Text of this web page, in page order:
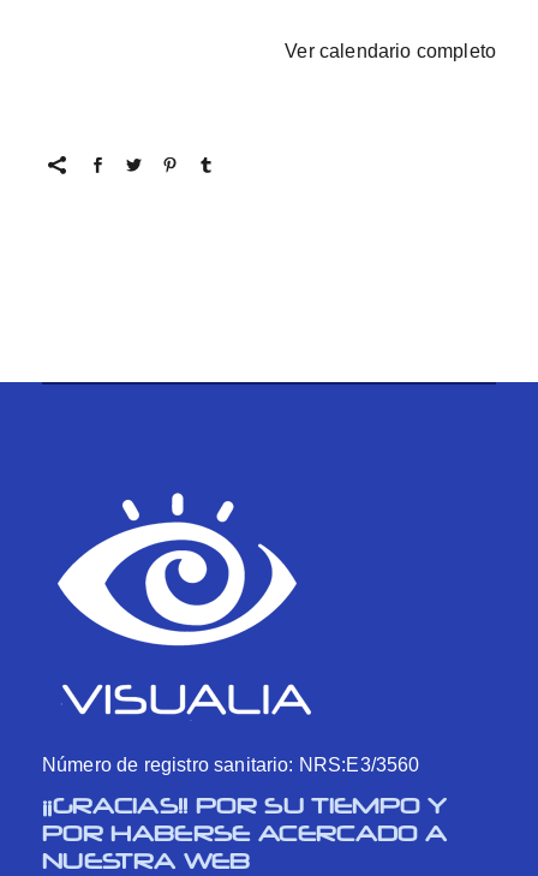
Ver calendario completo
Número de registro sanitario: NRS:E3/3560
¡¡GRACIAS!! POR SU TIEMPO Y
POR HABERSE ACERCADO A
NUESTRA WEB